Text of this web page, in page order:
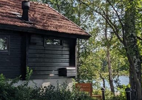
Suomen Saunaseura ry
Vaskiniementie 10, 00200 Helsinki
Kahvio/kassa 050 372 4167
(saunojen aukioloaikana)